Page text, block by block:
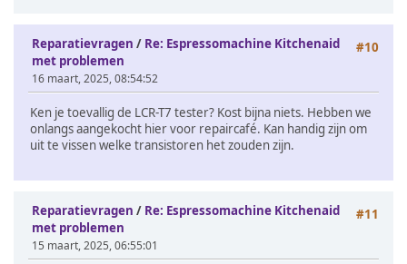
#10
Reparatievragen / Re: Espressomachine Kitchenaid
met problemen
16 maart, 2025, 08:54:52
Ken je toevallig de LCR-T7 tester? Kost bijna niets. Hebben we
onlangs aangekocht hier voor repaircafé. Kan handig zijn om
uit te vissen welke transistoren het zouden zijn.
#11
Reparatievragen / Re: Espressomachine Kitchenaid
met problemen
15 maart, 2025, 06:55:01